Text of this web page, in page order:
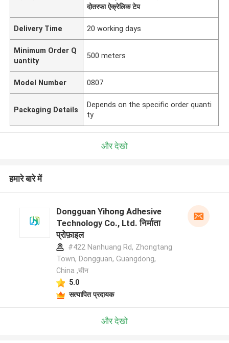
दोतरफा ऐक्रेलिक टेप
Delivery Time 20 working days
Minimum Order Q
uantity
500 meters
Model Number 0807
Packaging Details
Depends on the specific order quanti
ty
और देखो
हमारे बारे में
Dongguan Yihong Adhesive
Technology Co., Ltd. निर्माता
प्रोफ़ाइल
#422 Nanhuang Rd, Zhongtang
Town, Dongguan, Guangdong,
China ,चीन
5.0
सत्यापित प्रदायक
और देखो